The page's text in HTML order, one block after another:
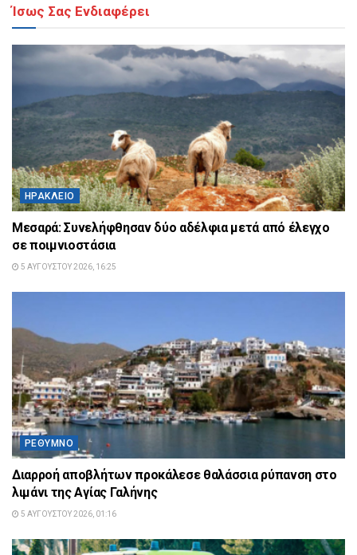
Ίσως Σας Ενδιαφέρει
ΗΡΆΚΛΕΙΟ
Μεσαρά: Συνελήφθησαν δύο αδέλφια μετά από έλεγχο
σε ποιμνιοστάσια
5 ΑΥΓΟΎΣΤΟΥ 2026, 16:25
ΡΈΘΥΜΝΟ
Διαρροή αποβλήτων προκάλεσε θαλάσσια ρύπανση στο
λιμάνι της Αγίας Γαλήνης
5 ΑΥΓΟΎΣΤΟΥ 2026, 01:16